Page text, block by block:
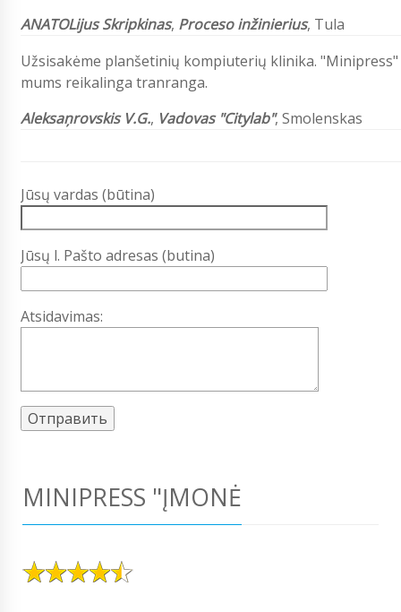
ANATOLijus Skripkinas, Proceso inžinierius, Tula
Užsisakėme planšetinių kompiuterių klinika.
mums reikalinga tranranga.
Aleksaņrovskis V.G., Vadovas "Citylab", Smolenskas
Jūsų vardas (būtina)
Jūsų l. Pašto adresas (butina)
Atsidavimas:
MINIPRESS "ĮMONĖ